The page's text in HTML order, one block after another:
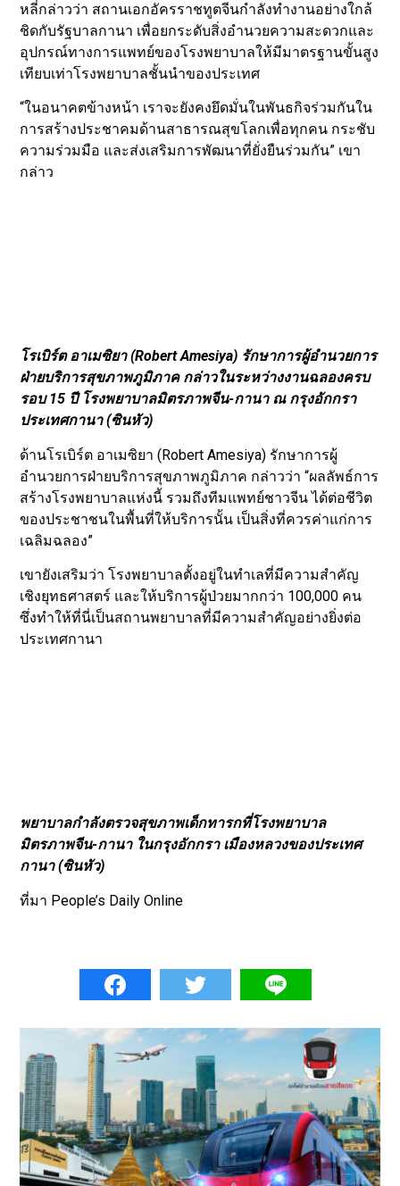
หลี่กล่าวว่า สถานเอกอัครราชทูตจีนกำลังทำงานอย่างใกล้
ชิดกับรัฐบาลกานา เพื่อยกระดับสิ่งอำนวยความสะดวกและ
อุปกรณ์ทางการแพทย์ของโรงพยาบาลให้มีมาตรฐานขั้นสูง
เทียบเท่าโรงพยาบาลชั้นนำของประเทศ
“ในอนาคตข้างหน้า เราจะยังคงยึดมั่นในพันธกิจร่วมกันใน
การสร้างประชาคมด้านสาธารณสุขโลกเพื่อทุกคน กระชับ
ความร่วมมือ และส่งเสริมการพัฒนาที่ยั่งยืนร่วมกัน” เขา
กล่าว
โรเบิร์ต อาเมซิยา (Robert Amesiya) รักษาการผู้อำนวยการ
รอบ 15 ปี โรงพยาบาลมิตรภาพจีน-กานา ณ กรุงอักกรา
ประเทศกานา (ซินหัว)
ด้านโรเบิร์ต อาเมซิยา (Robert Amesiya) รักษาการผู้
อำนวยการฝ่ายบริการสุขภาพภูมิภาค กล่าวว่า “ผลลัพธ์การ
ของประชาชนในพื้นที่ให้บริการนั้น เป็นสิ่งที่ควรค่าแก่การ
เฉลิมฉลอง”
เขายังเสริมว่า โรงพยาบาลตั้งอยู่ในทำเลที่มีความสำคัญ
กานา (ซินหัว)